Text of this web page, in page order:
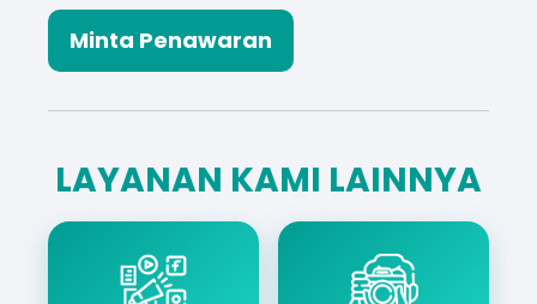
Minta Penawaran
LAYANAN KAMI LAINNYA